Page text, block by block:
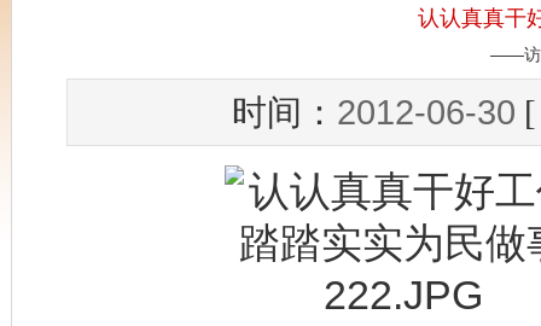
认认真真干
——访
时间： 2012-06-30